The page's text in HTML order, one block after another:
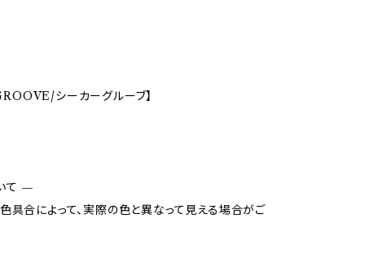
シーカーグルーブ】
て —
具合によって、実際の色と異なって見える場合がご